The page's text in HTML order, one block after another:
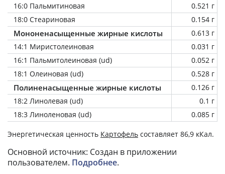
16:0 Пальмитиновая
0.521 г
18:0 Стеариновая
0.154 г
Мононенасыщенные жирные кислоты
0.613 г
14:1 Миристолеиновая
0.031 г
16:1 Пальмитолеиновая (ud)
0.052 г
18:1 Олеиновая (ud)
0.528 г
Полиненасыщенные жирные кислоты
0.126 г
18:2 Линолевая (ud)
0.1 г
18:3 Линоленовая (ud)
0.085 г
Энергетическая ценность Картофель составляет 86,9 кКал.
Основной источник: Создан в приложении
пользователем. Подробнее.